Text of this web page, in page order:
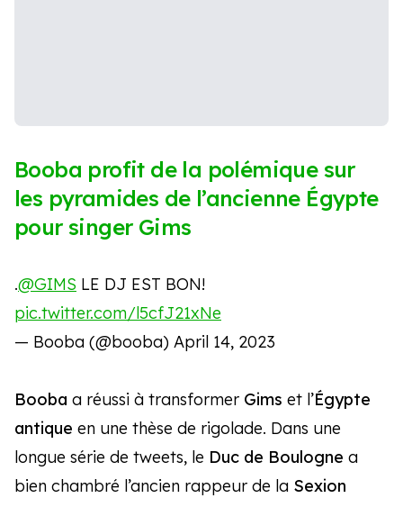
Booba profit de la polémique sur
les pyramides de l’ancienne Égypte
pour singer Gims
.@GIMS LE DJ EST BON!
pic.twitter.com/l5cfJ21xNe
— Booba (@booba) April 14, 2023
Booba a réussi à transformer Gims et l’Égypte
antique en une thèse de rigolade. Dans une
longue série de tweets, le Duc de Boulogne a
bien chambré l’ancien rappeur de la Sexion